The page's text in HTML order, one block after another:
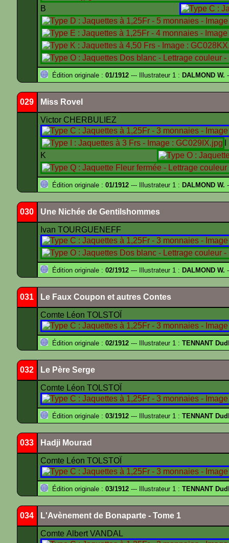
B
Édition originale : 01/1912 --- Illustrateur 1 : DALMOND W.
029 Miss Rovel
Victor CHERBULIEZ
K
Édition originale : 01/1912 --- Illustrateur 1 : DALMOND W.
030 Une Nichée de Gentilshommes
Ivan TOURGUENEFF
Édition originale : 02/1912 --- Illustrateur 1 : DALMOND W.
031 Le Faux Coupon et autres Contes
Comte Léon TOLSTOÏ
Édition originale : 02/1912 --- Illustrateur 1 : TENNANT
032 Le Père Serge
Comte Léon TOLSTOÏ
Édition originale : 03/1912 --- Illustrateur 1 : TENNANT
033 Hadji Mourad
Comte Léon TOLSTOÏ
Édition originale : 03/1912 --- Illustrateur 1 : TENNANT
034 L'Avènement de Bonaparte - Tome 1
Comte Albert VANDAL